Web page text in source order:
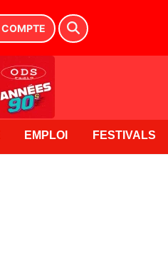
COMPTE
EMPLOI FESTIVALS